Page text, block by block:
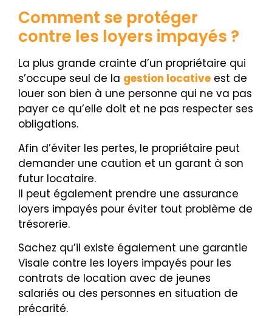
Comment se protéger
contre les loyers impayés ?
La plus grande crainte d’un propriétaire qui
s’occupe seul de la gestion locative est de
louer son bien à une personne qui ne va pas
payer ce qu’elle doit et ne pas respecter ses
obligations.
Afin d’éviter les pertes, le propriétaire peut
demander une caution et un garant à son
futur locataire.
Il peut également prendre une assurance
loyers impayés pour éviter tout problème de
trésorerie.
Sachez qu’il existe également une garantie
Visale contre les loyers impayés pour les
contrats de location avec de jeunes
salariés ou des personnes en situation de
précarité.